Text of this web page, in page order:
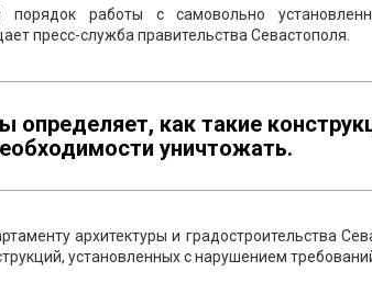
порядок работы с самовольно
пресс-служба правительства Севастополя.
определяет, как такие
уничтожать.
архитектуры и градостроительства
установленных с нарушением